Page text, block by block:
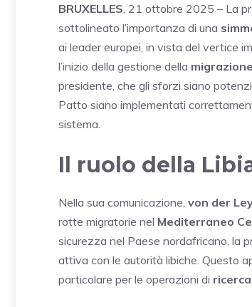
BRUXELLES , 21 ottobre 2025 – La
sottolineato l’importanza di una
ai leader europei, in vista del vertice
l’inizio della gestione della migrazione
presidente, che gli sforzi siano
Patto siano implementati
sistema.
Il ruolo della
Nella sua comunicazione, von der
rotte migratorie nel Mediterraneo
sicurezza nel Paese nordafricano, la
attiva con le autorità libiche. Questo
particolare per le operazioni di ricerca